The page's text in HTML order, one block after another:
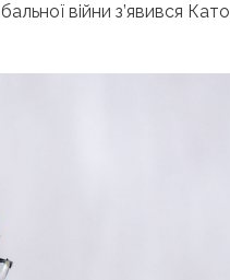
війни з’явився